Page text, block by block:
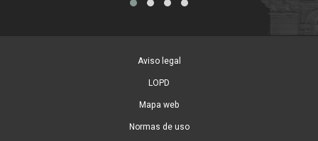
Aviso legal
LOPD
Mapa web
Normas de uso